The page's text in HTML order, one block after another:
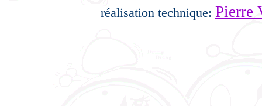
réalisation technique: Pierre